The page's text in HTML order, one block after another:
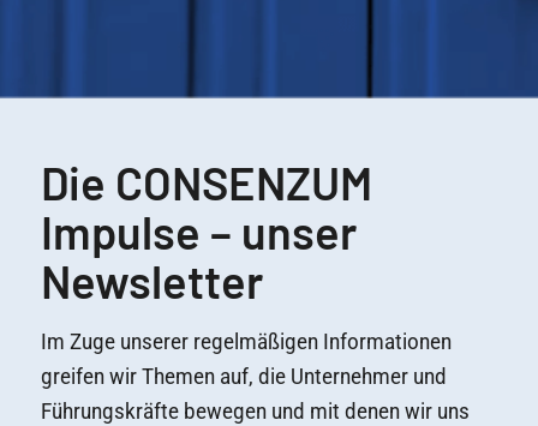
Die CONSENZUM
Impulse – unser
Newsletter
Im Zuge unserer regelmäßigen Informationen
greifen wir Themen auf, die Unternehmer und
Führungskräfte bewegen und mit denen wir uns